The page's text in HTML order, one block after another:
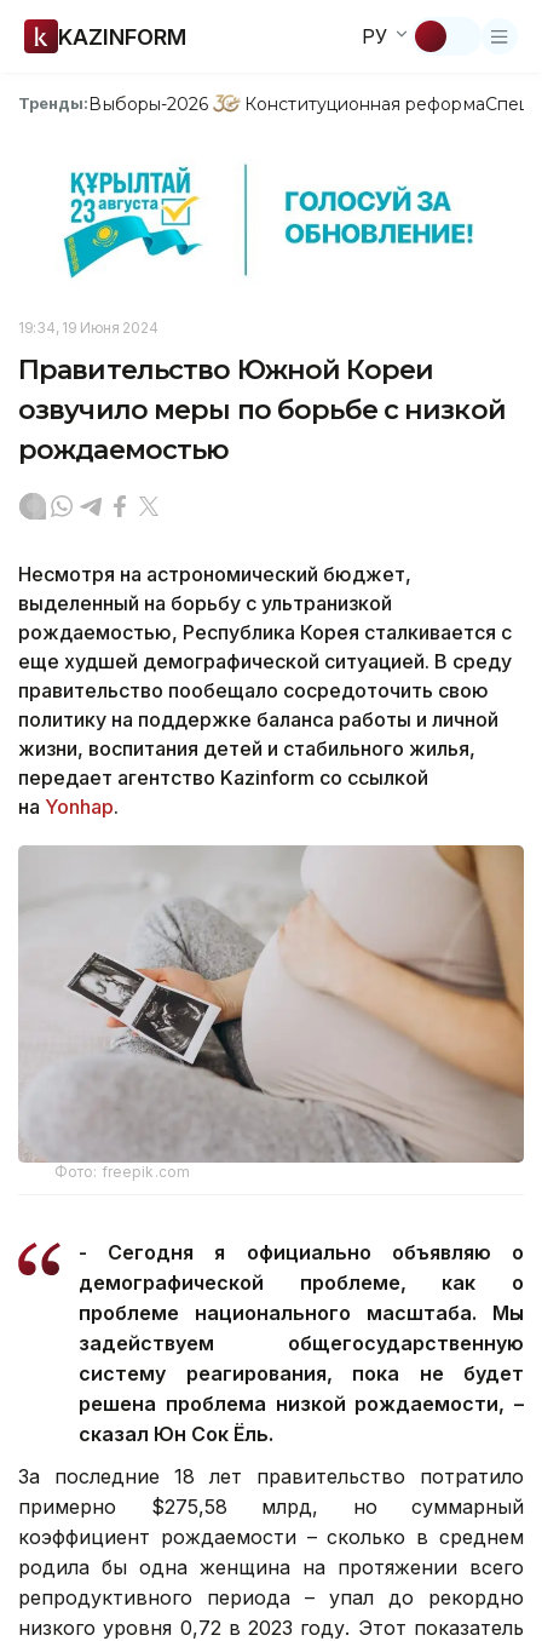
KAZINFORM РУ
Тренды:Выборы-2026 Конституционная реформа
19:34, 19 Июня 2024
Правительство Южной Кореи
озвучило меры по борьбе с низкой
рождаемостью
Несмотря на астрономический бюджет,
выделенный на борьбу с ультранизкой
рождаемостью, Республика Корея сталкивается с
еще худшей демографической ситуацией. В среду
правительство пообещало сосредоточить свою
политику на поддержке баланса работы и личной
жизни, воспитания детей и стабильного жилья,
передает агентство Kazinform со ссылкой
на Yonhap.
Фото: freepik.com
- Сегодня я официально объявляю о
демографической проблеме, как о
проблеме национального масштаба. Мы
задействуем общегосударственную
систему реагирования, пока не будет
решена проблема низкой рождаемости, –
сказал Юн Сок Ёль.
За последние 18 лет правительство потратило
примерно $275,58 млрд, но суммарный
коэффициент рождаемости – сколько в среднем
родила бы одна женщина на протяжении всего
репродуктивного периода – упал до рекордно
низкого уровня 0,72 в 2023 году. Этот показатель